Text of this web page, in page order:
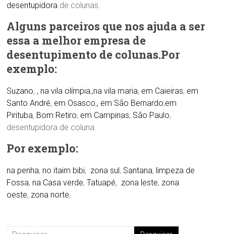
desentupidora de colunas.
Alguns parceiros que nos ajuda a ser
essa a melhor empresa de
desentupimento de colunas.Por
exemplo:
Suzano, , na vila olímpia,,na vila maria, em Caieiras, em
Santo André, em Osasco,, em São Bernardo,em
Pirituba, Bom Retiro, em Campinas, São Paulo,
desentupidora de coluna.
Por exemplo:
na penha, no itaim bibi, zona sul , Santana, limpeza de
Fossa, na Casa verde,Tatuapé, zona leste, zona
oeste, zona norte,